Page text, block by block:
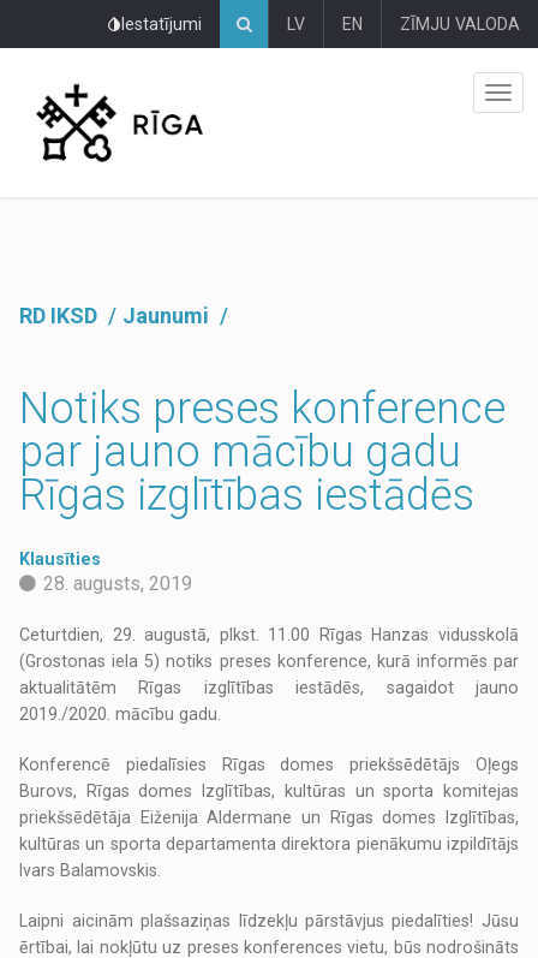
Iestatījumi LV EN ZĪMJU VALODA
RD IKSD Jaunumi
Notiks preses konference
par jauno mācību gadu
Rīgas izglītības iestādēs
Klausīties
28. augusts, 2019
Ceturtdien, 29. augustā, plkst. 11.00 Rīgas Hanzas vidusskolā
(Grostonas iela 5) notiks preses konference, kurā informēs par
aktualitātēm Rīgas izglītības iestādēs, sagaidot jauno
2019./2020. mācību gadu.
Konferencē piedalīsies Rīgas domes priekšsēdētājs Oļegs
Burovs, Rīgas domes Izglītības, kultūras un sporta komitejas
priekšsēdētāja Eiženija Aldermane un Rīgas domes Izglītības,
kultūras un sporta departamenta direktora pienākumu izpildītājs
Ivars Balamovskis.
Laipni aicinām plašsaziņas līdzekļu pārstāvjus piedalīties! Jūsu
ērtībai, lai nokļūtu uz preses konferences vietu, būs nodrošināts